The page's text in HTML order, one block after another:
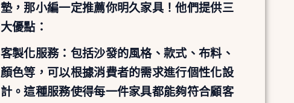
墊，那小編一定推薦你明久家具！他們提供三
大優點：
客製化服務：包括沙發的風格、款式、布料、
顏色等，可以根據消費者的需求進行個性化設
計。這種服務使得每一件家具都能夠符合顧客